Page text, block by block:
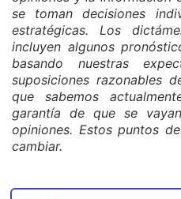
se toman decisiones
estratégicas. Los
incluyen algunos
basando nuestras
suposiciones razonables
que sabemos
garantía de que se
opiniones. Estos puntos
cambiar.